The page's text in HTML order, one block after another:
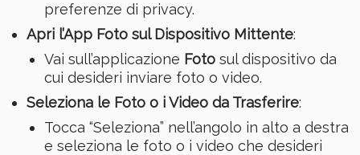
preferenze di privacy.
Apri l’App Foto sul Dispositivo Mittente:
Vai sull’applicazione Foto sul dispositivo da
cui desideri inviare foto o video.
Seleziona le Foto o i Video da Trasferire:
Tocca “Seleziona” nell’angolo in alto a destra
e seleziona le foto o i video che desideri